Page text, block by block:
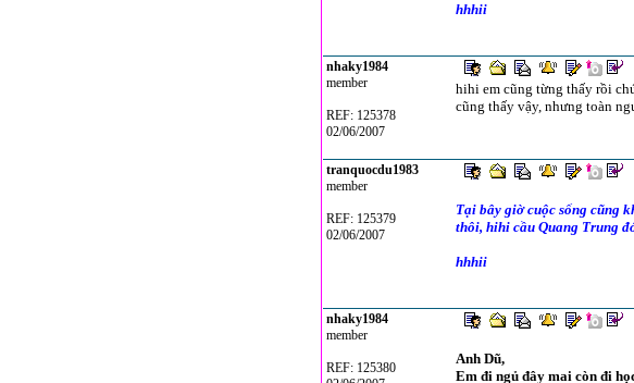
hhhii
nhaky1984
member
REF: 125378
02/06/2007
hihi em cũng từng thấy rồi
cũng thấy vậy, nhưng toàn
tranquocdu1983
member
REF: 125379
02/06/2007
Tại bây giờ cuộc sống cũng
thôi, hihi cầu Quang Trung
hhhii
nhaky1984
member
REF: 125380
Anh Dũ,
Em đi ngủ đây mai còn đi